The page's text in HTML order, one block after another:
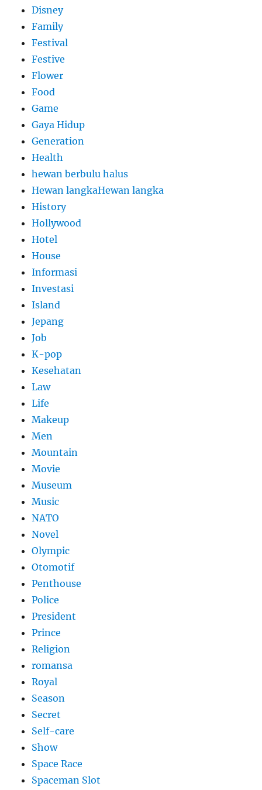
Disney
Family
Festival
Festive
Flower
Food
Game
Gaya Hidup
Generation
Health
hewan berbulu halus
Hewan langkaHewan langka
History
Hollywood
Hotel
House
Informasi
Investasi
Island
Jepang
Job
K-pop
Kesehatan
Law
Life
Makeup
Men
Mountain
Movie
Museum
Music
NATO
Novel
Olympic
Otomotif
Penthouse
Police
President
Prince
Religion
romansa
Royal
Season
Secret
Self-care
Show
Space Race
Spaceman Slot